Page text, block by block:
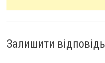
Залишити відповідь